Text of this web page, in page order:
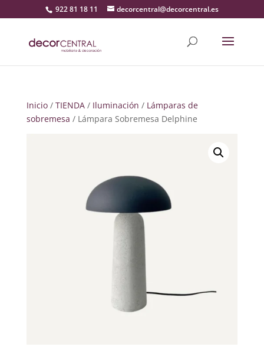
922 81 18 11 decorcentral@decorcentral.es
Inicio/ TIENDA/ Iluminación / Lámparas de
sobremesa / Lámpara Sobremesa Delphine